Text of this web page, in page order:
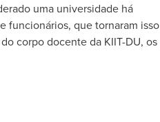
uma universidade há
funcionários, que tornaram isso
corpo docente da KIIT-DU, os